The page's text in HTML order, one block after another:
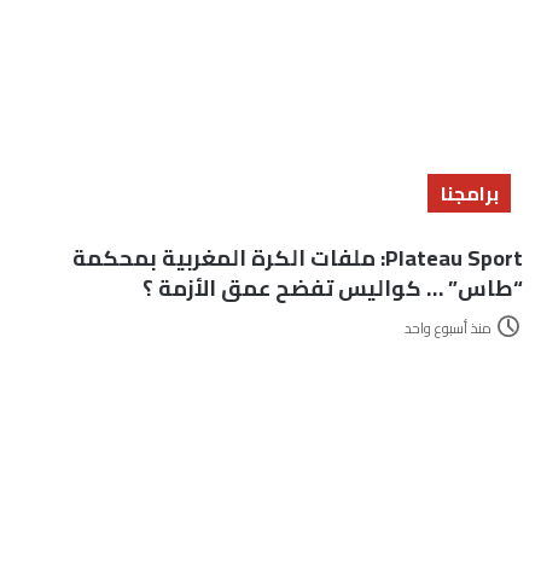
برامجنا
Plateau Sport: ملفات الكرة المغربية بمحكمة
“طاس” … كواليس تفضح عمق الأزمة ؟
منذ أسبوع واحد